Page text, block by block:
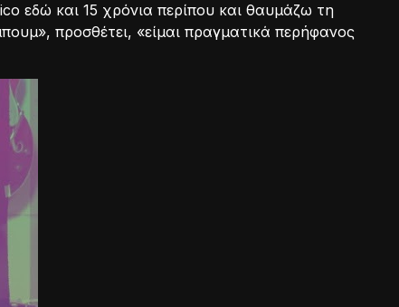
εδώ και 15 χρόνια περίπου και θαυμάζω τη
προσθέτει, «είμαι πραγματικά περήφανος